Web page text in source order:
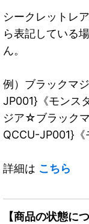
シークレットレ
ら表記している
ん。
例）ブラックマ
JP001}《モンス
ジア☆ブラック
QCCU-JP001}《
詳細は こちら
【商品の状態に